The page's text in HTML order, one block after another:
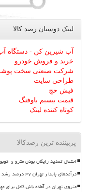
لینک دوستان رصد كالا
آب شیرین کن - دستگاه
خرید و فروش خودرو
شرکت صنعتی سخت
طراحی سایت
فیش حج
قیمت بیسیم باوفنگ
کوتاه کننده لینک
پربیننده ترین رصدکالا
احتمال تمدید رایگان بودن مترو و
درآمدهای پایدار تهران ۴۷ درصد رشد کرد
متروی تهران در آماده باش کامل برای